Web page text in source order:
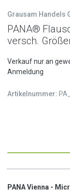
Grausam Handels
PANA®
versch.
Verkauf nur an
Anmeldung
Artikelnummer:
PANA Vienna -